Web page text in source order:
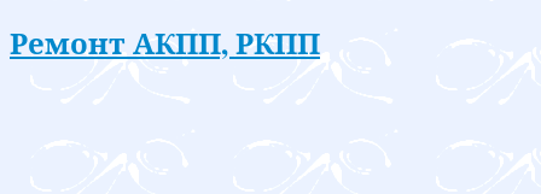
Ремонт АКПП, РКПП